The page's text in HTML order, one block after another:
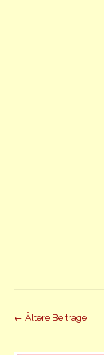
Beiträge
← Ältere Beiträge